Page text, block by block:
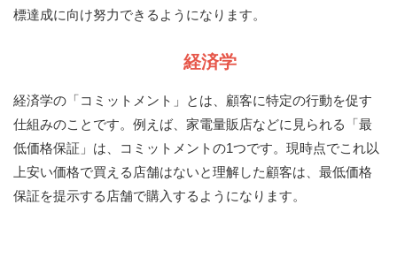
標達成に向け努力できるようになります。
経済学
経済学の「コミットメント」とは、顧客に特定の行動を促す
仕組みのことです。例えば、家電量販店などに見られる「最
低価格保証」は、コミットメントの1つです。現時点でこれ以
上安い価格で買える店舗はないと理解した顧客は、最低価格
保証を提示する店舗で購入するようになります。